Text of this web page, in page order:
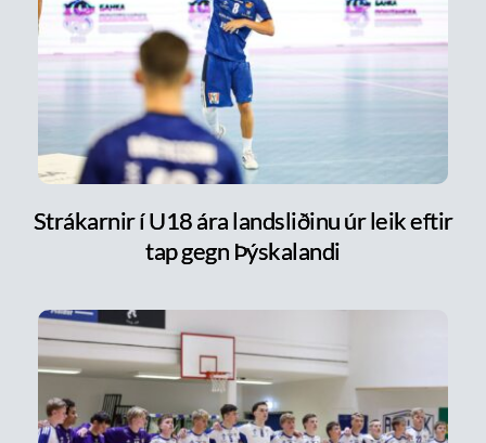
Strákarnir í U18 ára landsliðinu úr leik eftir
tap gegn Þýskalandi